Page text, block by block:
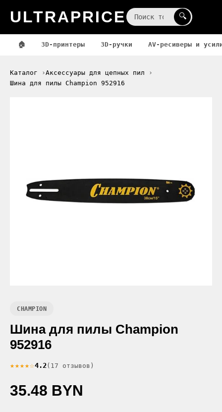
ULTRAPRICE 🔍
🏠 3D-принтеры 3D-ручки AV-ресиверы и
Каталог
Аксессуары для цепных пил
Шина для пилы Champion 952916
CHAMPION
Шина для пилы Champion
952916
★★★★☆4.2(17 отзывов)
35.48 BYN